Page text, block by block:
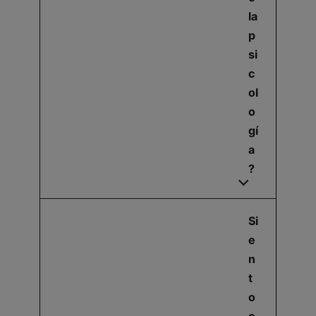
la
p
si
c
ol
o
gí
a
?
Si
e
n
t
o